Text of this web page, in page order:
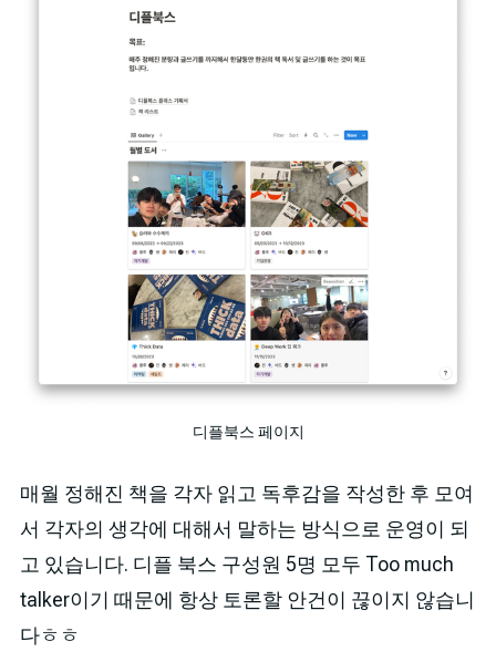
디플북스 페이지
매월 정해진 책을 각자 읽고 독후감을 작성한 후 모여
서 각자의 생각에 대해서 말하는 방식으로 운영이 되
고 있습니다. 디플 북스 구성원 5명 모두 Too much
talker이기 때문에 항상 토론할 안건이 끊이지 않습니
다ㅎㅎ